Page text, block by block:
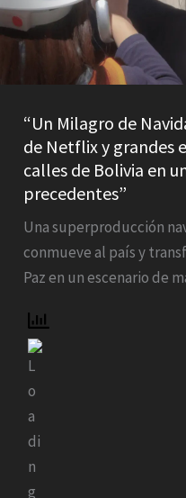
“Un Milagro de
de Netflix y grandes
calles de Bolivia en
precedentes”
Una superproducción
conmueve al país y
Paz en un escenario de
en
La
Paz”:
de
Netflix
grandes
detienen
las
calles
de
Bolivia
en
una
filmación
sin
precedentes”